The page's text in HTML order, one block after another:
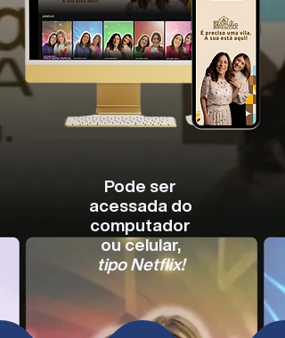
Pode ser
acessada do
computador
ou celular,
tipo Netflix!